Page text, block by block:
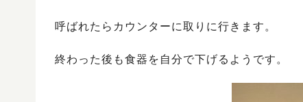
呼ばれたらカウンターに取りに行きます。
終わった後も食器を自分で下げるようです。